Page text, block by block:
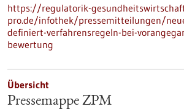
https://regulatorik-
pro.de/infothek/pressemitteilungen/
definiert-verfahrensregeln-bei-
bewertung
Übersicht
Pressemappe ZPM